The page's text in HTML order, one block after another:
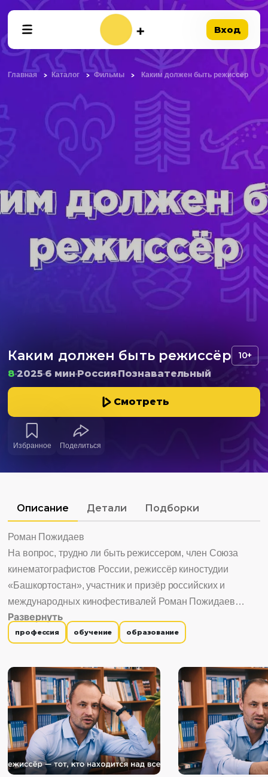
Вход
Главная Каталог Фильмы Каким должен быть режиссёр
Каким должен быть режиссёр 10+
8 20256 мин РоссияПознавательный
Смотреть
Избранное Поделиться
Описание Детали Подборки
Роман Пожидаев
На вопрос, трудно ли быть режиссером, член Союза
кинематографистов России, режиссёр киностудии
«Башкортостан», участник и призёр российских и
международных кинофестивалей Роман Пожидаев
ответил анекдотом. И в целом его интервью,
посвященное профессиональным секретам, получилось
режиссера и попадании в образ, кастинге и киноляпах, а
еще о том, почему режиссер должен быть тупым и что
делать, если все идет не так.
Развернуть
профессия обучение образование